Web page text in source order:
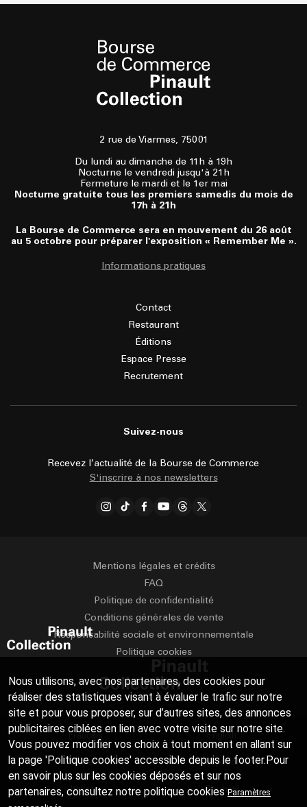
2 rue de Viarmes, 75001
Du lundi au dimanche de 11h à 19h
Nocturne le vendredi jusqu'à 21h
Fermeture le mardi et le 1er mai
Nocturne gratuite tous les premiers samedis du mois de
17h à 21h
La Bourse de Commerce sera en mouvement du 26 août
au 5 octobre pour préparer l'exposition « Remember Me ».
Informations pratiques
Contact
Restaurant
Éditions
Espace Presse
Recrutement
Suivez-nous
Recevez l’actualité de la Bourse de Commerce
S'inscrire à nos newsletters
Mentions légales et crédits
FAQ
Politique de confidentialité
Conditions générales de vente
Responsabilité sociale et environnementale
Politique cookies
Français English
Deutsch Español
Italiano Русский
Nous utilisons, avec nos partenaires, des cookies pour
réaliser des statistiques visant à évaluer le trafic sur notre
site et pour vous proposer, sur d’autres sites, des annonces
publicitaires ciblées en lien avec votre visite sur notre site.
Vous pouvez modifier vos choix à tout moment en allant sur
la page 'Politique cookies' accessible depuis le footer.Pour
en savoir plus sur les cookies déposés et sur nos
partenaires, consultez notre politique cookies Paramètres